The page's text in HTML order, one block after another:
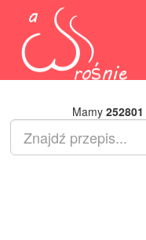
Mamy 252801